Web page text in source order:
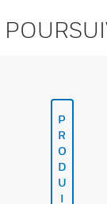
P
R
O
D
U
I